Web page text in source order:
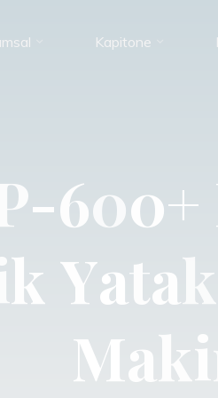
Kapitone
-600+
k Yatak
Maki